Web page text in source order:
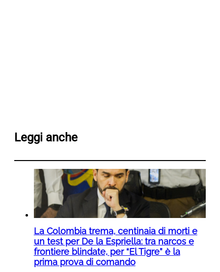
Leggi anche
La Colombia trema, centinaia di morti e
un test per De la Espriella: tra narcos e
frontiere blindate, per “El Tigre” è la
prima prova di comando